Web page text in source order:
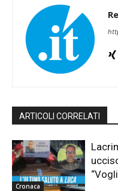
ARTICOLI CORRELATI
Cronaca